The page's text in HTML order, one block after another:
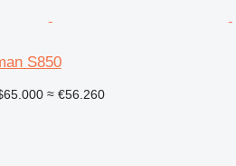
S850
≈ €56.260